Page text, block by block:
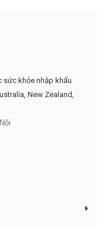
sức khỏe nhập khẩu
New Zealand,